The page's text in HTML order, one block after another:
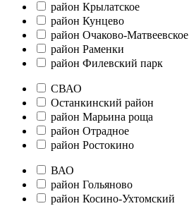
район Крылатское
район Кунцево
район Очаково-Матвеевское
район Раменки
район Филевский парк
СВАО
Останкинский район
район Марьина роща
район Отрадное
район Ростокино
ВАО
район Гольяново
район Косино-Ухтомский